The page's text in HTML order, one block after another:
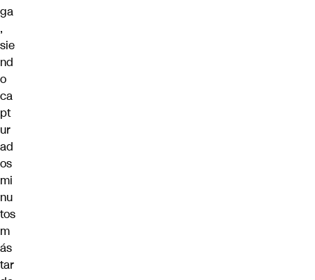
ga
,
sie
nd
o
ca
pt
ur
ad
os
mi
nu
tos
m
ás
tar